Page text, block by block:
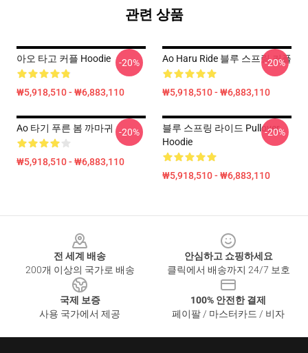
관련 상품
아오 타고 커플 Hoodie
₩5,918,510 - ₩6,883,110
-20% Ao Haru Ride 블루 스프링 커플
₩5,918,510 - ₩6,883,110
-20%
Ao 타기 푸른 봄 까마귀
₩5,918,510 - ₩6,883,110
-20%
블루 스프링 라이드 Pullover
Hoodie
₩5,918,510 - ₩6,883,110
-20%
전 세계 배송
200개 이상의 국가로 배송
안심하고 쇼핑하세요
클릭에서 배송까지 24/7 보호
국제 보증
사용 국가에서 제공
100% 안전한 결제
페이팔 / 마스터카드 / 비자